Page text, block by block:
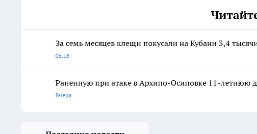
За семь месяцев клещи покусали на Кубани 3,4
05:16
Раненную при атаке в Архипо-Осиповке 11-летнюю
Вчера